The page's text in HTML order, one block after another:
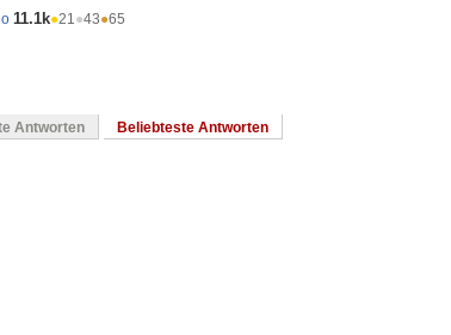
11.1k●21●43●65
Antworten Beliebteste Antworten